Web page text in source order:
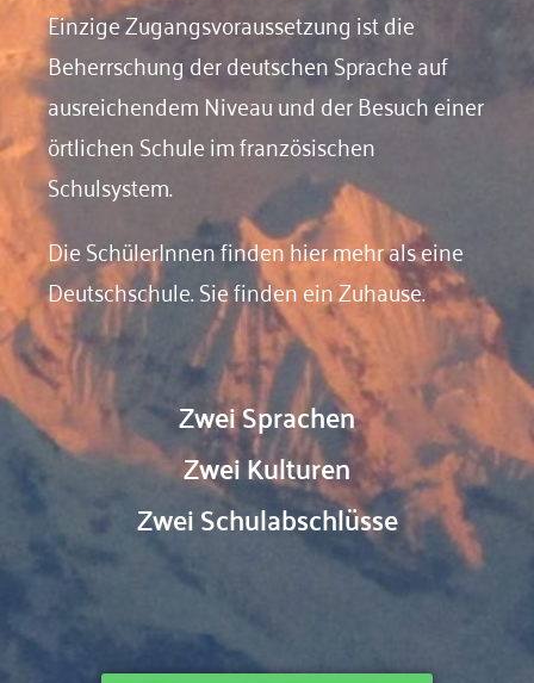
Einzige Zugangsvoraussetzung ist die
Beherrschung der deutschen Sprache auf
ausreichendem Niveau und der Besuch einer
örtlichen Schule im französischen
Schulsystem.
Die SchülerInnen finden hier mehr als eine
Deutschschule. Sie finden ein Zuhause.
Zwei Sprachen
Zwei Kulturen
Zwei Schulabschlüsse